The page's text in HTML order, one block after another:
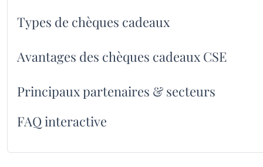
Types de chèques cadeaux
Avantages des chèques cadeaux CSE
Principaux partenaires & secteurs
FAQ interactive